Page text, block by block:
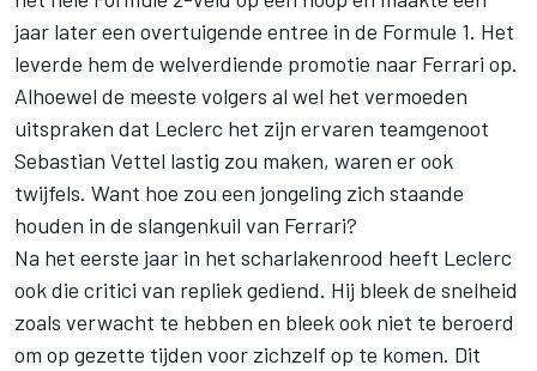
jaar later een overtuigende entree in de Formule 1. Het
leverde hem de welverdiende promotie naar Ferrari op.
Alhoewel de meeste volgers al wel het vermoeden
uitspraken dat Leclerc het zijn ervaren teamgenoot
Sebastian Vettel lastig zou maken, waren er ook
twijfels. Want hoe zou een jongeling zich staande
houden in de slangenkuil van Ferrari?
Na het eerste jaar in het scharlakenrood heeft Leclerc
ook die critici van repliek gediend. Hij bleek de snelheid
zoals verwacht te hebben en bleek ook niet te beroerd
om op gezette tijden voor zichzelf op te komen. Dit